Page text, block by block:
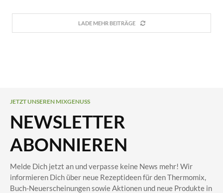
LADE MEHR BEITRÄGE
JETZT UNSEREN MIXGENUSS
NEWSLETTER
ABONNIEREN
Melde Dich jetzt an und verpasse keine News mehr! Wir
informieren Dich über neue Rezeptideen für den Thermomix,
Buch-Neuerscheinungen sowie Aktionen und neue Produkte in